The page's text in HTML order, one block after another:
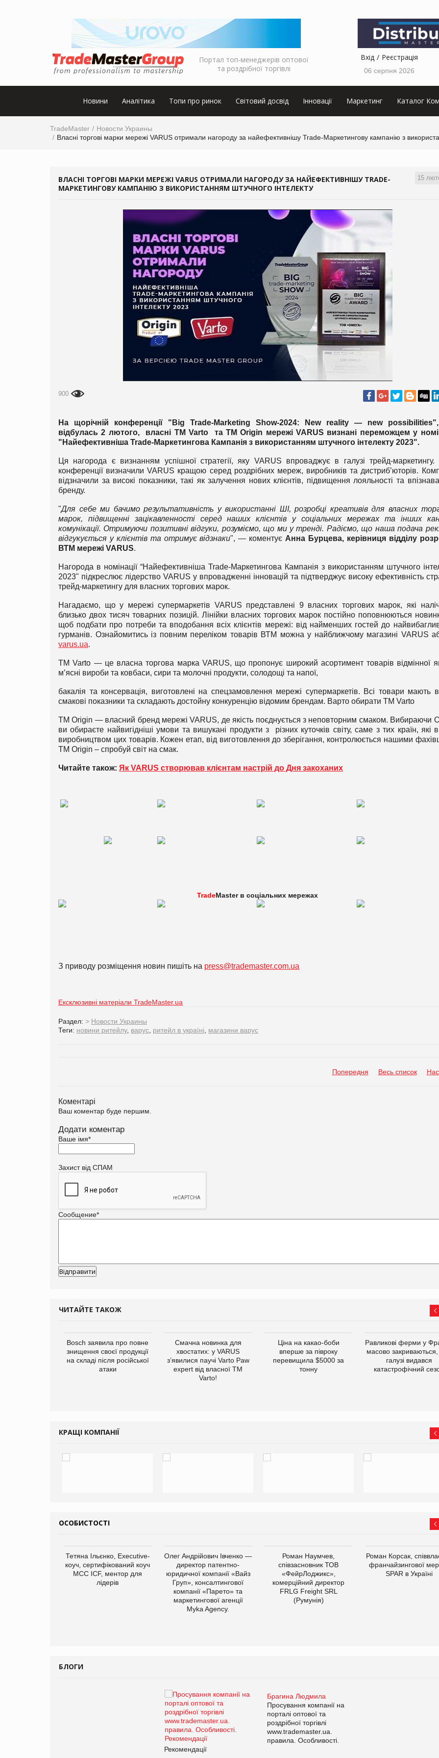
Портал топ-менеджерів оптової
та роздрібної торгівлі
Вхід Реєстрація
06 серпня 2026
Новини Аналітика Топи про ринок Світовий досвід Інновації Маркетинг Каталог
TradeMaster
Новости Украины
Власні торгові марки мережі VARUS отримали нагороду за найефективнішу Trade-Маркетингову кампанію з
15
ВЛАСНІ ТОРГОВІ МАРКИ МЕРЕЖІ VARUS ОТРИМАЛИ НАГОРОДУ ЗА НАЙЕФЕКТИВНІШУ TRADE-
МАРКЕТИНГОВУ КАМПАНІЮ З ВИКОРИСТАННЯМ ШТУЧНОГО ІНТЕЛЕКТУ
900
На щорічній конференції "Big Trade-Marketing Show-2024: New reality — new
відбулась 2 лютого, власні ТМ Varto та ТМ Origin мережі VARUS визнані переможцем у
"Найефективніша Trade-Маркетингова Кампанія з використанням штучного інтелекту 2023".
Ця нагорода є визнанням успішної стратегії, яку VARUS впроваджує в галузі трейд-маркетингу.
конференції визначили VARUS кращою серед роздрібних мереж, виробників та дистриб’юторів.
відзначили за високі показники, такі як залучення нових клієнтів, підвищення лояльності та
бренду.
"Для себе ми бачимо результативність у використанні ШІ, розробці креативів для власних
марок, підвищенні зацікавленності серед наших клієнтів у соціальних мережах та інших
комунікації. Отримуючи позитивні відгуки, розуміємо, що ми у тренді. Радіємо, що наша подача
відгукується у клієнтів та отримує відзнаки", — коментує Анна Бурцева, керівниця відділу
ВТМ мережі VARUS.
Нагорода в номінації “Найефективніша Trade-Маркетингова Кампанія з використанням штучного
2023" підкреслює лідерство VARUS у впровадженні інновацій та підтверджує високу ефективність
трейд-маркетингу для власних торгових марок.
Нагадаємо, що у мережі супермаркетів VARUS представлені 9 власних торгових марок, які
близько двох тисяч товарних позицій. Лінійки власних торгових марок постійно поповнюються
щоб подбати про потреби та вподобання всіх клієнтів мережі: від найменших гостей до
гурманів. Ознайомитись із повним переліком товарів ВТМ можна у найближчому магазині VARUS
varus.ua.
ТМ Varto — це власна торгова марка VARUS, що пропонує широкий асортимент товарів відмінної
м’ясні вироби та ковбаси, сири та молочні продукти, солодощі та напої,
бакалія та консервація, виготовлені на спецзамовлення мережі супермаркетів. Всі товари мають
смакові показники та складають достойну конкуренцію відомим брендам. Варто обирати ТМ Varto
ТМ Origin — власний бренд мережі VARUS, де якість поєднується з неповторним смаком. Вибираючи
ви обираєте найвигідніші умови та вишукані продукти з різних куточків світу, саме з тих країн, які
виробництвом цих товарів. Кожен етап, від виготовлення до зберігання, контролюється нашими
ТМ Origin – спробуй світ на смак.
Читайте також: Як VARUS створював клієнтам настрій до Дня закоханих
TradeMaster в соціальних мережах
З приводу розміщення новин пишіть на press@trademaster.com.ua
Ексклюзивні матеріали TradeMaster.ua
Раздел: > Новости Украины
Теги: новини ритейлу, варус ритейл в україні магазини варус
Попередня Весь список
Коментарі
Ваш коментар буде першим.
Додати коментар
Ваше імя*
Захист від СПАМ
Сообщение*
ЧИТАЙТЕ ТАКОЖ
Bosch заявила про повне
знищення своєї продукції
на складі після російської
атаки
Смачна новинка для
хвостатих: у VARUS
з’явилися паучі Varto Paw
expert від власної ТМ
Varto!
Ціна на какао-боби
вперше за півроку
перевищила $5000 за
тонну
Равликові ферми у
масово
галузі видався
катастрофічний
КРАЩІ КОМПАНІЇ
ОСОБИСТОСТІ
Тетяна Ільєнко, Executive-
коуч, сертифікований коуч
МСС ICF, ментор для
лідерів
Олег Андрійович Івченко —
директор патентно-
юридичної компанії «Вайз
Груп», консалтингової
компанії «Парето» та
маркетингової агенції
Myka Agency.
Роман Наумчев,
співзасновник ТОВ
«ФейрЛоджикс»,
комерційний директор
FRLG Freight SRL
(Румунія)
Роман Корсак,
франчайзингової
SPAR в Україні
БЛОГИ
Брагина Людмила
Просування компанії на
порталі оптової та
роздрібної торгівлі
www.trademaster.ua.
правила. Особливості.
Рекомендації